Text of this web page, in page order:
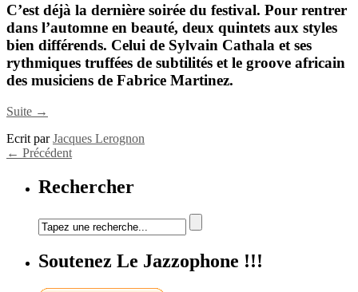
C’est déjà la dernière soirée du festival. Pour rentrer
dans l’automne en beauté, deux quintets aux styles
bien différends. Celui de Sylvain Cathala et ses
rythmiques truffées de subtilités et le groove africain
des musiciens de Fabrice Martinez.
Suite →
Ecrit parJacques Lerognon
← Précédent
Rechercher
Soutenez Le Jazzophone !!!